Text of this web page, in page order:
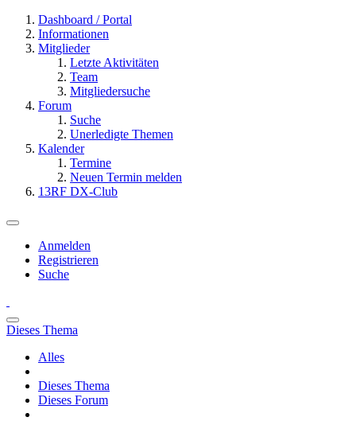
Dashboard / Portal
Informationen
Mitglieder
Letzte Aktivitäten
Team
Mitgliedersuche
Forum
Suche
Unerledigte Themen
Kalender
Termine
Neuen Termin melden
13RF DX-Club
Anmelden
Registrieren
Suche
Dieses Thema
Alles
Dieses Thema
Dieses Forum